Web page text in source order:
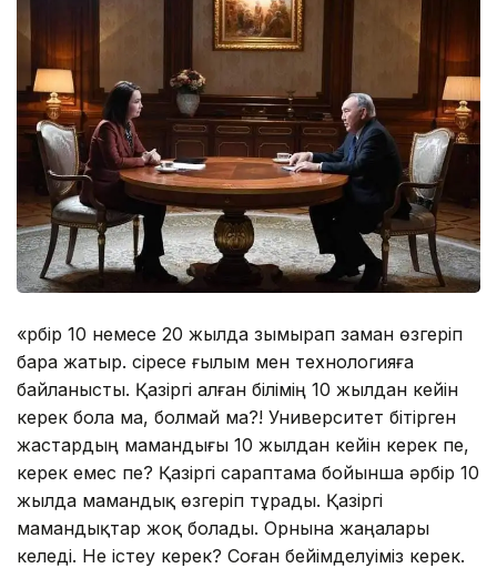
«Әрбір 10 немесе 20 жылда зымырап заман өзгеріп
бара жатыр. Әсіресе ғылым мен технологияға
байланысты. Қазіргі алған білімің 10 жылдан кейін
керек бола ма, болмай ма?! Университет бітірген
жастардың мамандығы 10 жылдан кейін керек пе,
керек емес пе? Қазіргі сараптама бойынша әрбір 10
жылда мамандық өзгеріп тұрады. Қазіргі
мамандықтар жоқ болады. Орнына жаңалары
келеді. Не істеу керек? Соған бейімделуіміз керек.